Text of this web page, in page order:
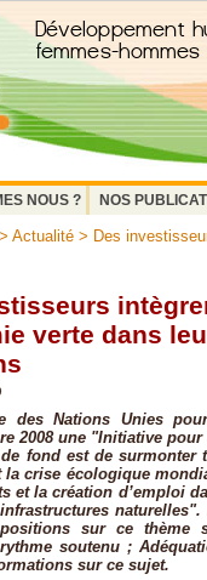
NOUS ? NOS
> Actualité > Des
verte dans
des Nations Unies
2008 une "Initiative
fond est de
la crise écologique
et la création d’emploi
naturelles".
sur ce thème
soutenu ;
sur ce sujet.